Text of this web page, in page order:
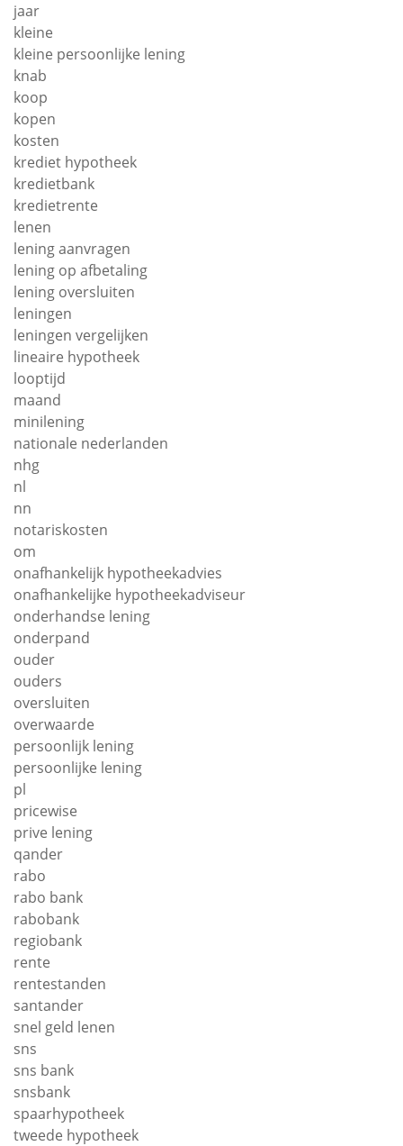
jaar
kleine
kleine persoonlijke lening
knab
koop
kopen
kosten
krediet hypotheek
kredietbank
kredietrente
lenen
lening aanvragen
lening op afbetaling
lening oversluiten
leningen
leningen vergelijken
lineaire hypotheek
looptijd
maand
minilening
nationale nederlanden
nhg
nl
nn
notariskosten
om
onafhankelijk hypotheekadvies
onafhankelijke hypotheekadviseur
onderhandse lening
onderpand
ouder
ouders
oversluiten
overwaarde
persoonlijk lening
persoonlijke lening
pl
pricewise
prive lening
qander
rabo
rabo bank
rabobank
regiobank
rente
rentestanden
santander
snel geld lenen
sns
sns bank
snsbank
spaarhypotheek
tweede hypotheek